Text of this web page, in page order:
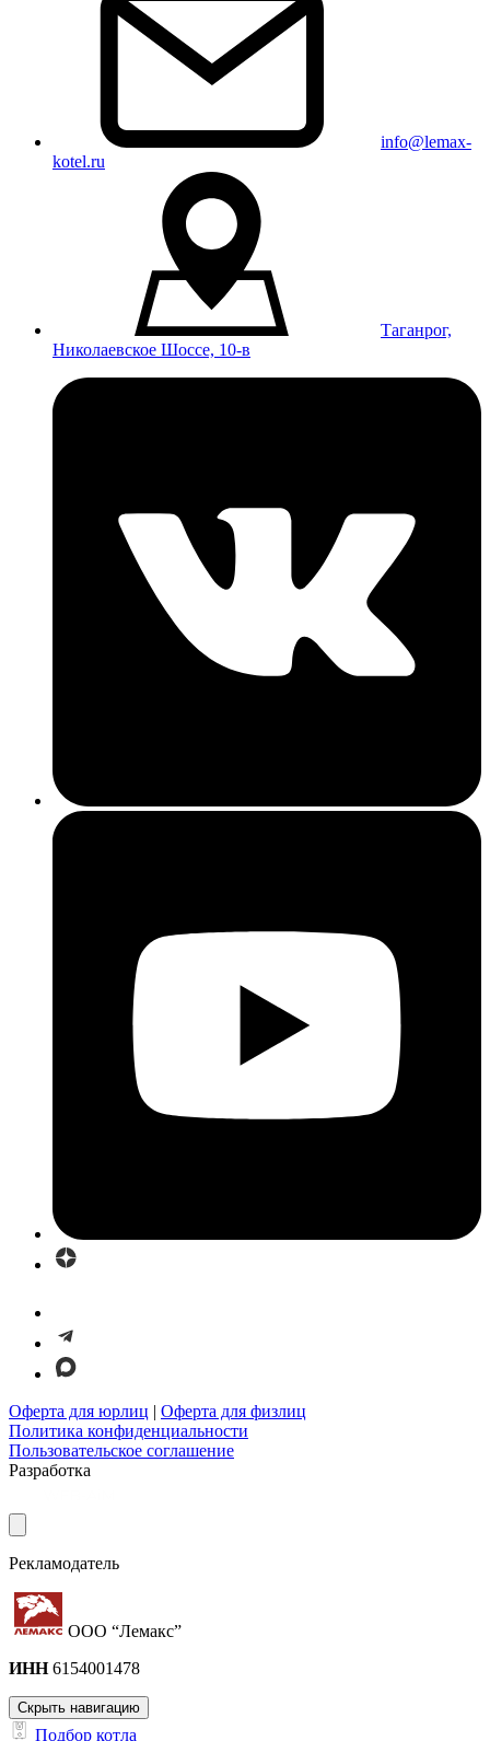
info@lemax-
kotel.ru
Таганрог,
Николаевское Шоссе, 10-в
Оферта для юрлиц | Оферта для физлиц
Политика конфиденциальности
Пользовательское соглашение
Разработка
Рекламодатель
ООО “Лемакс”
ИНН6154001478
Скрыть навигацию
Подбор котла